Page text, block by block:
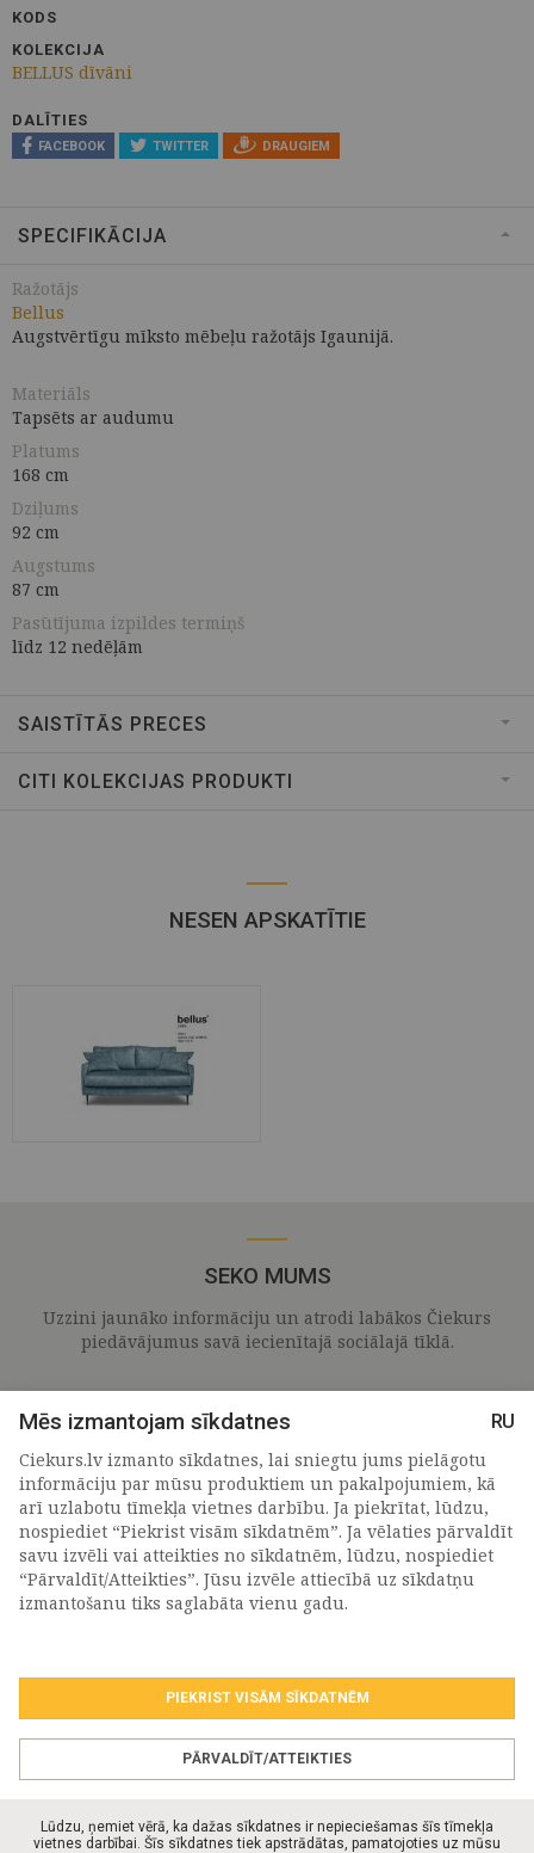
KODS
KOLEKCIJA
BELLUS dīvāni
DALĪTIES
FACEBOOK TWITTER DRAUGIEM
SPECIFIKĀCIJA
Ražotājs
Bellus
Augstvērtīgu mīksto mēbeļu ražotājs Igaunijā.
Materiāls
Tapsēts ar audumu
Platums
168 cm
Dziļums
92 cm
Augstums
87 cm
Pasūtījuma izpildes termiņš
līdz 12 nedēļām
SAISTĪTĀS PRECES
CITI KOLEKCIJAS PRODUKTI
NESEN APSKATĪTIE
SEKO MUMS
Uzzini jaunāko informāciju un atrodi labākos Čiekurs
piedāvājumus savā iecienītajā sociālajā tīklā.
PIETEIKTIES MŪSU JAUNUMIEM
Piekrītu personasdatu apstrādes noteikumiem
Mēs izmantojam sīkdatnes
RU
Ciekurs.lv izmanto sīkdatnes, lai sniegtu jums pielāgotu
informāciju par mūsu produktiem un pakalpojumiem, kā
arī uzlabotu tīmekļa vietnes darbību. Ja piekrītat, lūdzu,
nospiediet “Piekrist visām sīkdatnēm”. Ja vēlaties pārvaldīt
savu izvēli vai atteikties no sīkdatnēm, lūdzu, nospiediet
“Pārvaldīt/Atteikties”. Jūsu izvēle attiecībā uz sīkdatņu
izmantošanu tiks saglabāta vienu gadu.
PIEKRIST VISĀM SĪKDATNĒM
PĀRVALDĪT/ATTEIKTIES
Lūdzu, ņemiet vērā, ka dažas sīkdatnes ir nepieciešamas šīs tīmekļa
vietnes darbībai. Šīs sīkdatnes tiek apstrādātas, pamatojoties uz mūsu